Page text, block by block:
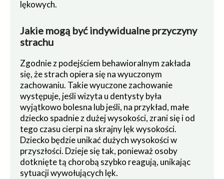
lękowych.
Jakie mogą być indywidualne przyczyny
strachu
Zgodnie z podejściem behawioralnym zakłada
się, że strach opiera się na wyuczonym
zachowaniu. Takie wyuczone zachowanie
występuje, jeśli wizyta u dentysty była
wyjątkowo bolesna lub jeśli, na przykład, małe
dziecko spadnie z dużej wysokości, zrani się i od
tego czasu cierpi na skrajny lęk wysokości.
Dziecko będzie unikać dużych wysokości w
przyszłości. Dzieje się tak, ponieważ osoby
dotknięte tą chorobą szybko reagują, unikając
sytuacji wywołujących lęk.